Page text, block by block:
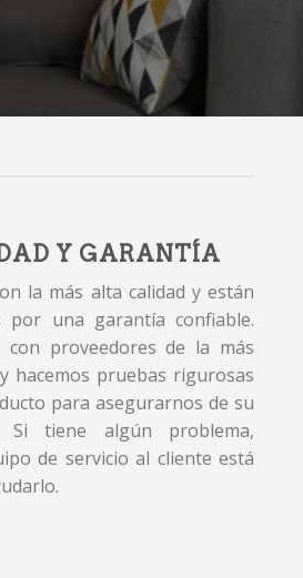
Y GARANTÍA
la más alta calidad y están
por una garantía confiable.
con proveedores de la más
hacemos pruebas rigurosas
para asegurarnos de su
Si tiene algún problema,
de servicio al cliente está